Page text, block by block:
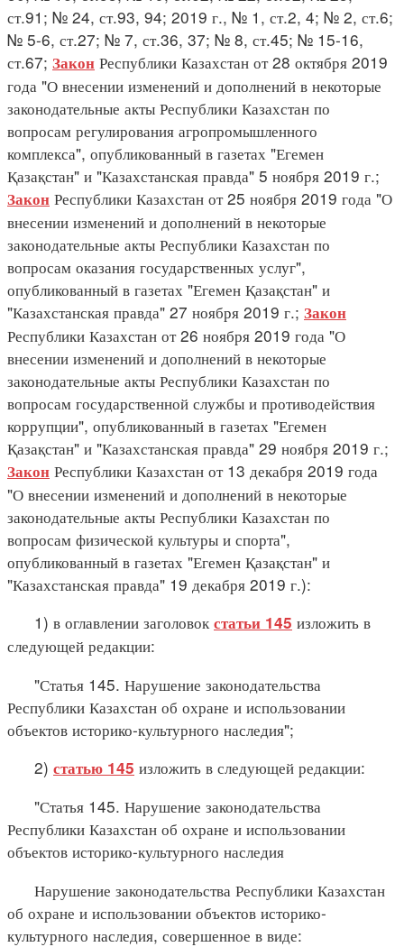
ст.91; № 24, ст.93, 94; 2019 г., № 1, ст.2, 4; № 2, ст.6;
№ 5-6, ст.27; № 7, ст.36, 37; № 8, ст.45; № 15-16,
ст.67; Закон Республики Казахстан от 28 октября 2019
года "О внесении изменений и дополнений в некоторые
законодательные акты Республики Казахстан по
вопросам регулирования агропромышленного
комплекса", опубликованный в газетах "Егемен
Қазақстан" и "Казахстанская правда" 5 ноября 2019 г.;
Закон Республики Казахстан от 25 ноября 2019 года "О
внесении изменений и дополнений в некоторые
законодательные акты Республики Казахстан по
вопросам оказания государственных услуг",
опубликованный в газетах "Егемен Қазақстан" и
"Казахстанская правда" 27 ноября 2019 г.; Закон
Республики Казахстан от 26 ноября 2019 года "О
внесении изменений и дополнений в некоторые
законодательные акты Республики Казахстан по
вопросам государственной службы и противодействия
коррупции", опубликованный в газетах "Егемен
Қазақстан" и "Казахстанская правда" 29 ноября 2019 г.;
Закон Республики Казахстан от 13 декабря 2019 года
"О внесении изменений и дополнений в некоторые
законодательные акты Республики Казахстан по
вопросам физической культуры и спорта",
опубликованный в газетах "Егемен Қазақстан" и
"Казахстанская правда" 19 декабря 2019 г.):
1) в оглавлении заголовок статьи 145 изложить в
следующей редакции:
"Статья 145. Нарушение законодательства
Республики Казахстан об охране и использовании
объектов историко-культурного наследия";
2) статью 145 изложить в следующей редакции:
"Статья 145. Нарушение законодательства
Республики Казахстан об охране и использовании
объектов историко-культурного наследия
Нарушение законодательства Республики Казахстан
об охране и использовании объектов историко-
культурного наследия, совершенное в виде: